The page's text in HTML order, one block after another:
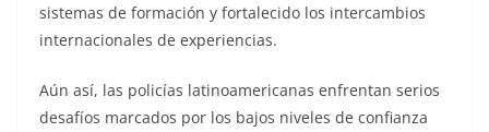
sistemas de formación y fortalecido los intercambios
internacionales de experiencias.
Aún así, las policías latinoamericanas enfrentan serios
desafíos marcados por los bajos niveles de confianza